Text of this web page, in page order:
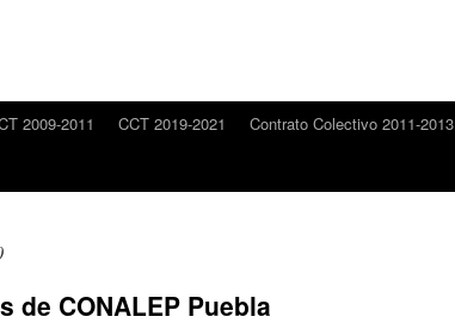
2009-2011 CCT 2019-2021 Contrato Colectivo 2011-2013
de CONALEP Puebla